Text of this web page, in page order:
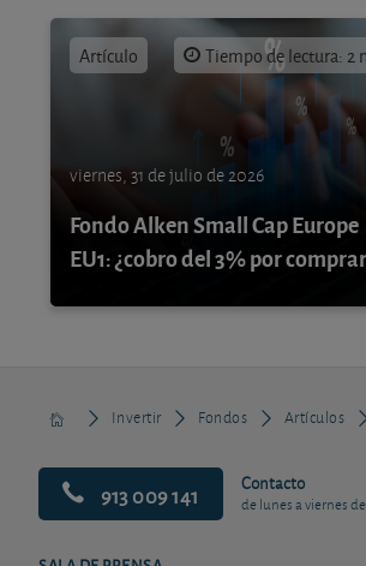
Artículo Tiempo de lectura: 2
viernes, 31 de julio de 2026
Fondo Alken Small Cap Europe
EU1: ¿cobro del 3% por
Invertir Fondos Artículos
913 009 141 Contacto
de lunes a viernes